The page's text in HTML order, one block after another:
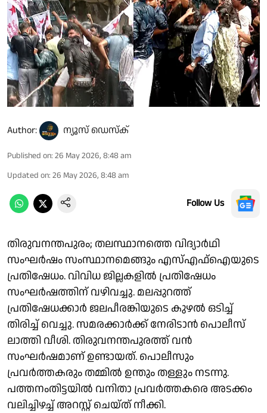
Author: ന്യൂസ് ഡെസ്ക്
Published on: 26 May 2026, 8:48 am
Updated on: 26 May 2026, 8:48 am
Follow Us
തിരുവനന്തപുരം; തലസ്ഥാനത്തെ വിദ്യാർഥി
സംഘർഷം സംസ്ഥാനമെങ്ങും എസ്എഫ്ഐയുടെ
പ്രതിഷേധം. വിവിധ ജില്ലകളിൽ പ്രതിഷേധം
സംഘർഷത്തിന് വഴിവച്ചു. മലപ്പുറത്ത്
പ്രതിഷേധക്കാർ ജലപീരങ്കിയുടെ കുഴൽ ഒടിച്ച്
തിരിച്ച് വെച്ചു. സമരക്കാർക്ക് നേരിടാൻ പൊലീസ്
ലാത്തി വീശി. തിരുവനന്തപുരത്ത് വൻ
സംഘർഷമാണ് ഉണ്ടായത്. പൊലീസും
പ്രവർത്തകരും തമ്മിൽ ഉന്തും തള്ളും നടന്നു.
പത്തനംതിട്ടയിൽ വനിതാ പ്രവർത്തകരെ അടക്കം
വലിച്ചിഴച്ച് അറസ്റ്റ് ചെയ്ത് നീക്കി.